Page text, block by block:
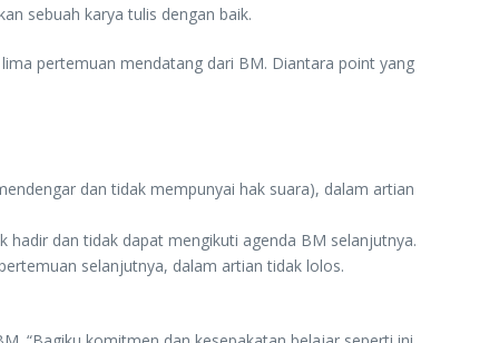
sebuah karya tulis dengan baik.
pertemuan mendatang dari BM. Diantara point yang
dan tidak mempunyai hak suara), dalam artian
dan tidak dapat mengikuti agenda BM selanjutnya.
selanjutnya, dalam artian tidak lolos.